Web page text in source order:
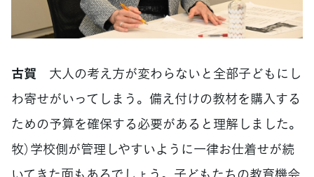
古賀 大人の考え方が変わらないと全部子どもにし
わ寄せがいってしまう。備え付けの教材を購入する
ための予算を確保する必要があると理解しました。
牧）学校側が管理しやすいように一律お仕着せが続